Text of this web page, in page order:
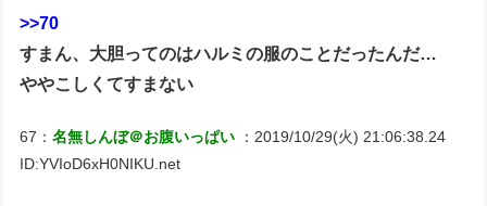
>>70
すまん、大胆ってのはハルミの服のことだったんだ…
ややこしくてすまない
67：名無しんぼ＠お腹いっぱい
：2019/10/29(火) 21:06:38.24
ID:YVIoD6xH0NIKU.net